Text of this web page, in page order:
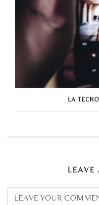
LA
LEAVE